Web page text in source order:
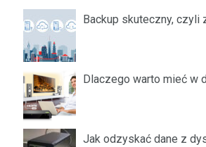
Backup skuteczny, czyli
Dlaczego warto mieć w
Jak odzyskać dane z